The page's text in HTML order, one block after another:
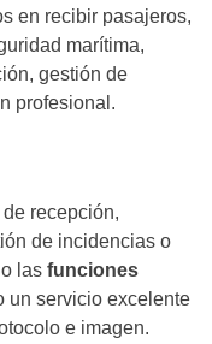
en recibir pasajeros,
marítima,
gestión de
profesional.
recepción,
de incidencias o
las funciones
un servicio excelente
e imagen.